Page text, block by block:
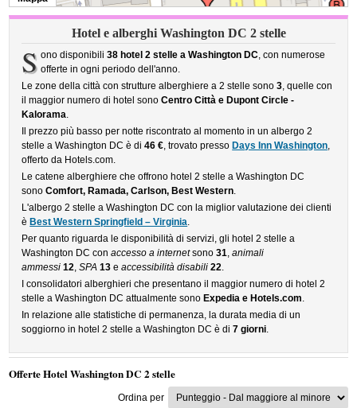
Hotel e alberghi Washington DC 2 stelle
S ono disponibili 38 hotel 2 stelle a Washington DC, con numerose
offerte in ogni periodo dell'anno.
Le zone della città con strutture alberghiere a 2 stelle sono3, quelle con
il maggior numero di hotel sonoCentro Città e Dupont Circle -
Kalorama.
Il prezzo più basso per notte riscontrato al momento in un albergo 2
stelle a Washington DC è di46 €, trovato presso Days Inn Washington,
offerto da Hotels.com.
Le catene alberghiere che offrono hotel 2 stelle a Washington DC
sonoComfort, Ramada, Carlson, Best Western.
L'albergo 2 stelle a Washington DC con la miglior valutazione dei clienti
è Best Western Springfield – Virginia.
Per quanto riguarda le disponibilità di servizi, gli hotel 2 stelle a
Washington DC conaccesso a internetsono31,animali
ammessi 12,SPA 13 eaccessibilità disabili 22.
I consolidatori alberghieri che presentano il maggior numero di hotel 2
stelle a Washington DC attualmente sono Expedia e Hotels.com.
In relazione alle statistiche di permanenza, la durata media di un
soggiorno in hotel 2 stelle a Washington DC è di7 giorni.
Offerte Hotel Washington DC 2 stelle
Ordina per